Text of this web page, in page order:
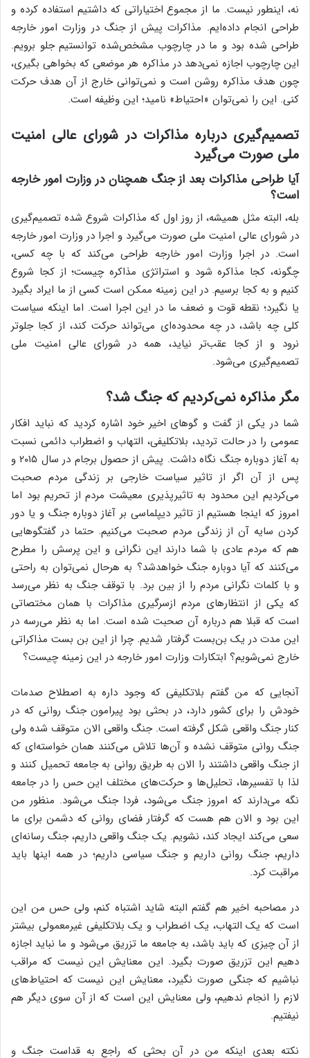
نه، اینطور نیست. ما از مجموع اختیاراتی که داشتیم استفاده کرده و
طراحی انجام داده‌ایم. مذاکرات پیش از جنگ در وزارت امور خارجه
طراحی شده بود و ما در چارچوب مشخص‌شده توانستیم جلو برویم.
این چارچوب اجازه نمی‌دهد در مذاکره هر موضعی که بخواهی بگیری،
چون هدف مذاکره روشن است و نمی‌توانی خارج از آن هدف حرکت
کنی. این را نمی‌توان «احتیاط» نامید؛ این وظیفه است.
تصمیم‌گیری درباره مذاکرات در شورای عالی امنیت
ملی صورت می‌گیرد
آیا طراحی مذاکرات بعد از جنگ همچنان در وزارت امور خارجه
است؟
بله، البته مثل همیشه، از روز اول که مذاکرات شروع شده تصمیم‌گیری
در شورای عالی امنیت ملی صورت می‌گیرد و اجرا در وزارت امور خارجه
است. در اجرا وزارت امور خارجه طراحی می‌کند که با چه کسی،
چگونه، کجا مذاکره شود و استراتژی مذاکره چیست؛ از کجا شروع
کنیم و به کجا برسیم. در این زمینه ممکن است کسی از ما ایراد بگیرد
یا نگیرد؛ نقطه قوت و ضعف ما در این اجرا است. اما اینکه سیاست
کلی چه باشد، در چه محدوده‌ای می‌تواند حرکت کند، از کجا جلوتر
نرود و از کجا عقب‌تر نیاید، همه در شورای عالی امنیت ملی
تصمیم‌گیری می‌شود.
مگر مذاکره نمی‌کردیم که جنگ شد؟
شما در یکی از گفت و گوهای اخیر خود اشاره کردید که نباید افکار
عمومی را در حالت تردید، بلاتکلیفی، التهاب و اضطراب دائمی نسبت
به آغاز دوباره جنگ نگاه داشت. پیش از حصول برجام در سال ۲۰۱۵ و
پس از آن اگر از تاثیر سیاست خارجی بر زندگی مردم صحبت
می‌کردیم این محدود به تاثیرپذیری معیشت مردم از تحریم بود اما
امروز که اینجا هستیم از تاثیر دیپلماسی بر آغاز دوباره جنگ و یا دور
کردن سایه آن از زندگی مردم صحبت می‌کنیم. حتما در گفتگوهایی
هم که مردم عادی با شما دارند این نگرانی و این پرسش را مطرح
می‌کنند که آیا دوباره جنگ خواهدشد؟ به هرحال نمی‌توان به راحتی
و با کلمات نگرانی مردم را از بین برد. با توقف جنگ به نظر می‌رسد
که یکی از انتظارهای مردم ازسرگیری مذاکرات با همان مختصاتی
است که قبلا هم درباره آن صحبت شده است. اما به نظر می‌رسه در
این مدت در یک بن‌بست گرفتار شدیم. چرا از این بن بست مذاکراتی
خارج نمی‌شویم؟ ابتکارات وزارت امور خارجه در این زمینه چیست؟
آنجایی که من گفتم بلاتکلیفی که وجود داره به اصطلاح صدمات
خودش را برای کشور دارد، در بحثی بود پیرامون جنگ روانی که در
کنار جنگ واقعی شکل گرفته است. جنگ واقعی الان متوقف شده ولی
جنگ روانی متوقف نشده و آن‌ها تلاش می‌کنند همان خواسته‌ای که
از جنگ واقعی داشتند را الان به طریق روانی به جامعه تحمیل کنند و
لذا با تفسیرها، تحلیل‌ها و حرکت‌های مختلف این حس را در جامعه
نگه می‌دارند که امروز جنگ می‌شود، فردا جنگ می‌شود. منظور من
این بود و الان هم هست که گرفتار فضای روانی که دشمن برای ما
سعی می‌کند ایجاد کند، نشویم. یک جنگ واقعی داریم، جنگ رسانه‌ای
داریم، جنگ روانی داریم و جنگ سیاسی داریم؛ در همه اینها باید
مراقبت کرد.
در مصاحبه اخیر هم گفتم البته شاید اشتباه کنم، ولی حس من این
است که یک التهاب، یک اضطراب و یک بلاتکلیفی غیرمعمولی بیشتر
از آن چیزی که باید باشد، به جامعه ما تزریق می‌شود و ما نباید اجازه
دهیم این تزریق صورت بگیرد. این معنایش این نیست که مراقب
نباشیم که جنگی صورت نگیرد، معنایش این نیست که احتیاط‌های
لازم را انجام ندهیم، ولی معنایش این است که از آن سوی دیگر هم
نیفتیم.
نکته بعدی اینکه من در آن بحثی که راجع به قداست جنگ و